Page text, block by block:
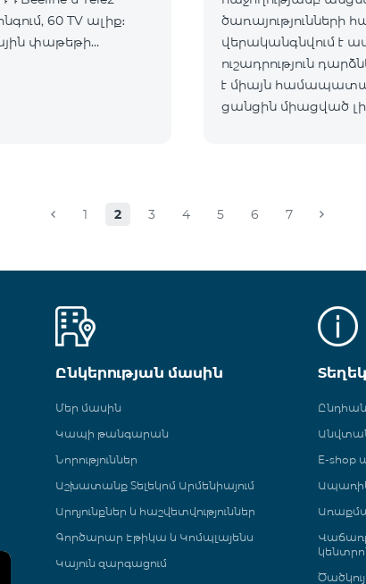
60 TV ալիք։
փաթեթի
ծառայությունների
վերականգնվում է
ուշադրություն
է միայն
ցանցին միացված
1 2 3 4 5 6 7
Ընկերության մասին
Մեր մասին
Կապի թանգարան
Նորություններ
Աշխատանք Տելեկոմ Արմենիայում
Արդյունքներ և հաշվետվություններ
Գործարար Էթիկա և Կոմպլայենս
Կայուն զարգացում
E-shop